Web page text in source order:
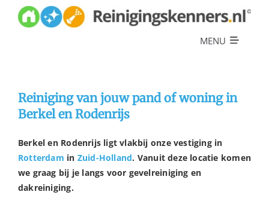
MENU
Referenties
Offerte
Reiniging van jouw pand of woning in
Berkel en Rodenrijs
Berkel en Rodenrijs ligt vlakbij onze vestiging in
Rotterdam in Zuid-Holland. Vanuit deze locatie komen
we graag bij je langs voor gevelreiniging en
dakreiniging.